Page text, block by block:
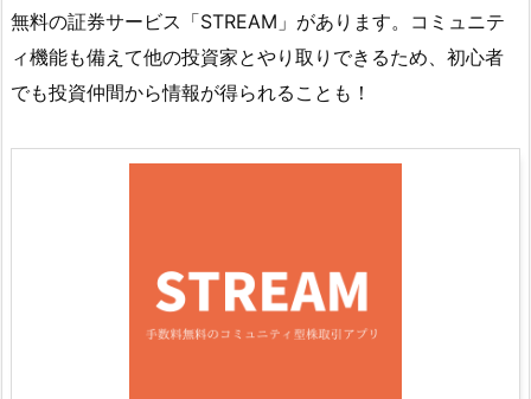
無料の証券サービス「STREAM」があります。コミュニテ
ィ機能も備えて他の投資家とやり取りできるため、初心者
でも投資仲間から情報が得られることも！